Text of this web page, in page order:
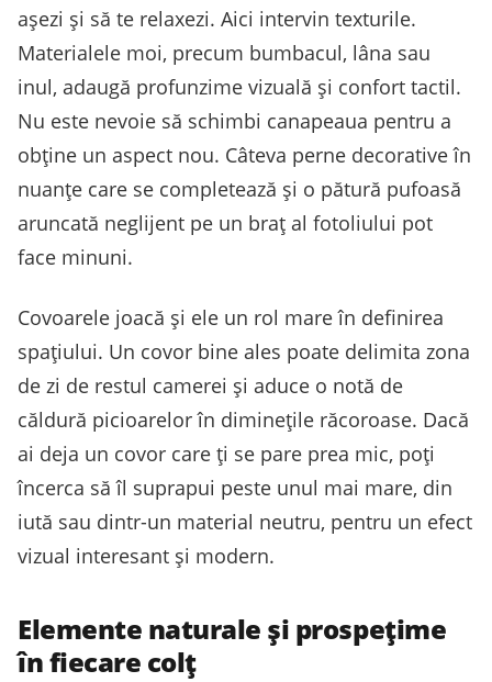
așezi și să te relaxezi. Aici intervin texturile.
Materialele moi, precum bumbacul, lâna sau
inul, adaugă profunzime vizuală și confort tactil.
Nu este nevoie să schimbi canapeaua pentru a
obține un aspect nou. Câteva perne decorative în
nuanțe care se completează și o pătură pufoasă
aruncată neglijent pe un braț al fotoliului pot
face minuni.
Covoarele joacă și ele un rol mare în definirea
spațiului. Un covor bine ales poate delimita zona
de zi de restul camerei și aduce o notă de
căldură picioarelor în diminețile răcoroase. Dacă
ai deja un covor care ți se pare prea mic, poți
încerca să îl suprapui peste unul mai mare, din
iută sau dintr-un material neutru, pentru un efect
vizual interesant și modern.
Elemente naturale și prospețime
în fiecare colț